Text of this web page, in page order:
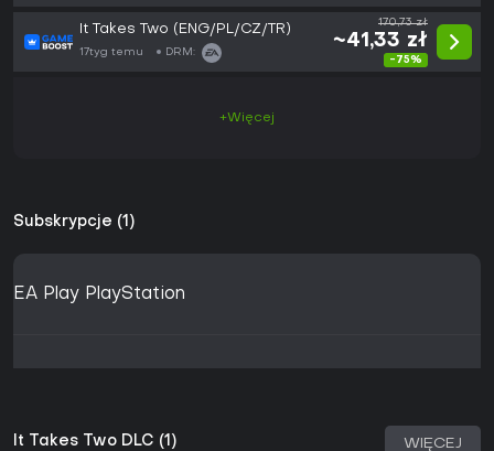
It Takes Two (ENG/PL/CZ/TR)
17tyg temu DRM:
170,73 zł
~41,33 zł
-75%
+Więcej
Subskrypcje (1)
EA Play PlayStation
It Takes Two DLC (1) WIĘCEJ